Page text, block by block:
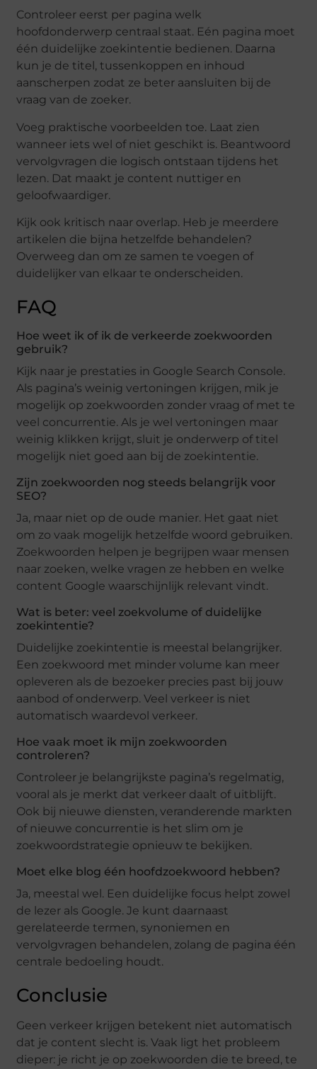
Controleer eerst per pagina welk
hoofdonderwerp centraal staat. Eén pagina moet
één duidelijke zoekintentie bedienen. Daarna
kun je de titel, tussenkoppen en inhoud
aanscherpen zodat ze beter aansluiten bij de
vraag van de zoeker.
Voeg praktische voorbeelden toe. Laat zien
wanneer iets wel of niet geschikt is. Beantwoord
vervolgvragen die logisch ontstaan tijdens het
lezen. Dat maakt je content nuttiger en
geloofwaardiger.
Kijk ook kritisch naar overlap. Heb je meerdere
artikelen die bijna hetzelfde behandelen?
Overweeg dan om ze samen te voegen of
duidelijker van elkaar te onderscheiden.
FAQ
Hoe weet ik of ik de verkeerde zoekwoorden
gebruik?
Kijk naar je prestaties in Google Search Console.
Als pagina’s weinig vertoningen krijgen, mik je
mogelijk op zoekwoorden zonder vraag of met te
veel concurrentie. Als je wel vertoningen maar
weinig klikken krijgt, sluit je onderwerp of titel
mogelijk niet goed aan bij de zoekintentie.
Zijn zoekwoorden nog steeds belangrijk voor
SEO?
Ja, maar niet op de oude manier. Het gaat niet
om zo vaak mogelijk hetzelfde woord gebruiken.
Zoekwoorden helpen je begrijpen waar mensen
naar zoeken, welke vragen ze hebben en welke
content Google waarschijnlijk relevant vindt.
Wat is beter: veel zoekvolume of duidelijke
zoekintentie?
Duidelijke zoekintentie is meestal belangrijker.
Een zoekwoord met minder volume kan meer
opleveren als de bezoeker precies past bij jouw
aanbod of onderwerp. Veel verkeer is niet
automatisch waardevol verkeer.
Hoe vaak moet ik mijn zoekwoorden
controleren?
Controleer je belangrijkste pagina’s regelmatig,
vooral als je merkt dat verkeer daalt of uitblijft.
Ook bij nieuwe diensten, veranderende markten
of nieuwe concurrentie is het slim om je
zoekwoordstrategie opnieuw te bekijken.
Moet elke blog één hoofdzoekwoord hebben?
Ja, meestal wel. Een duidelijke focus helpt zowel
de lezer als Google. Je kunt daarnaast
gerelateerde termen, synoniemen en
vervolgvragen behandelen, zolang de pagina één
centrale bedoeling houdt.
Conclusie
Geen verkeer krijgen betekent niet automatisch
dat je content slecht is. Vaak ligt het probleem
dieper: je richt je op zoekwoorden die te breed, te